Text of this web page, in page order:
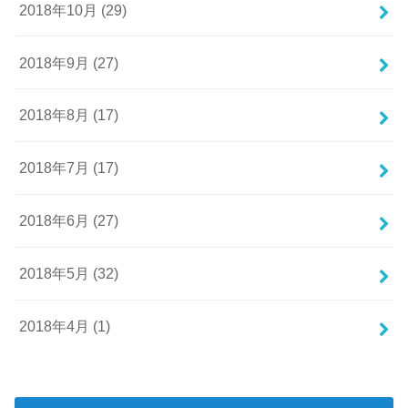
2018年10月 (29)
2018年9月 (27)
2018年8月 (17)
2018年7月 (17)
2018年6月 (27)
2018年5月 (32)
2018年4月 (1)